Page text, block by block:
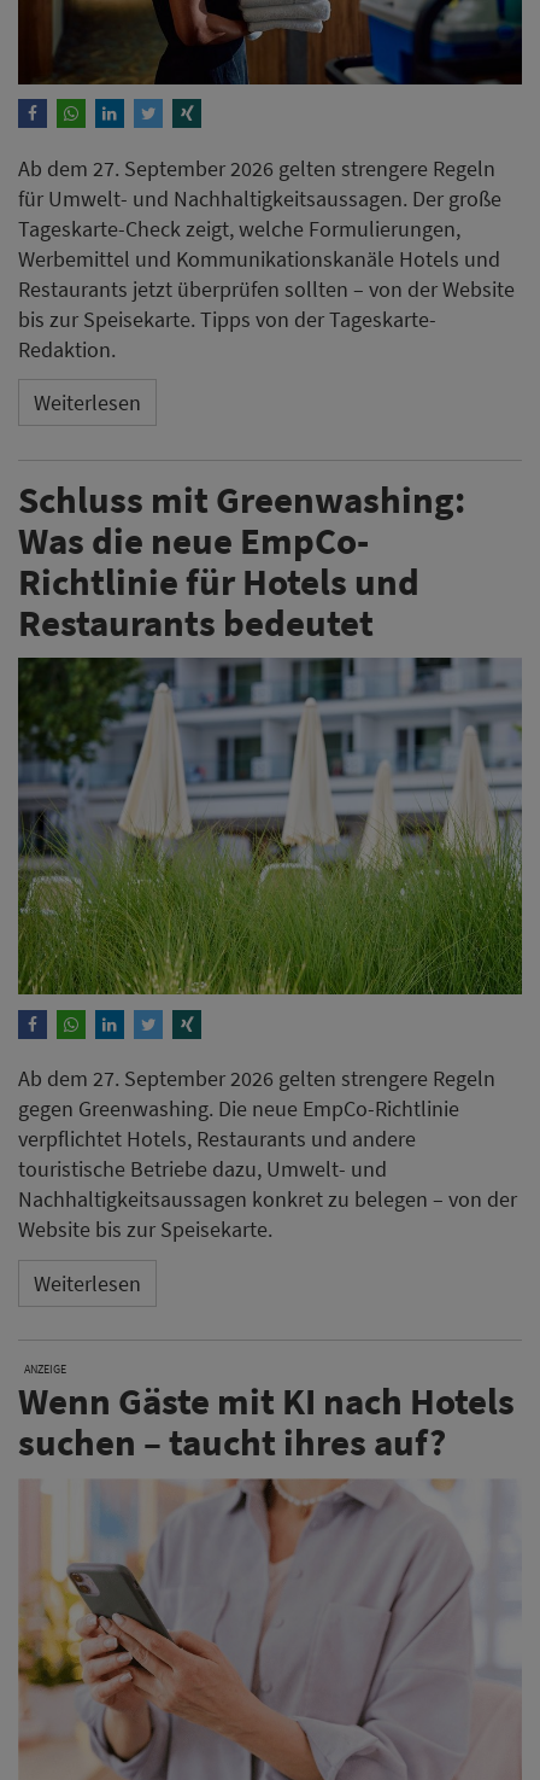
Ab dem 27. September 2026 gelten strengere Regeln
für Umwelt- und Nachhaltigkeitsaussagen. Der große
Tageskarte-Check zeigt, welche Formulierungen,
Werbemittel und Kommunikationskanäle Hotels und
Restaurants jetzt überprüfen sollten – von der Website
bis zur Speisekarte. Tipps von der Tageskarte-
Redaktion.
Weiterlesen
Schluss mit Greenwashing:
Was die neue EmpCo-
Richtlinie für Hotels und
Restaurants bedeutet
Ab dem 27. September 2026 gelten strengere Regeln
gegen Greenwashing. Die neue EmpCo-Richtlinie
verpflichtet Hotels, Restaurants und andere
touristische Betriebe dazu, Umwelt- und
Nachhaltigkeitsaussagen konkret zu belegen – von der
Website bis zur Speisekarte.
Weiterlesen
ANZEIGE
Wenn Gäste mit KI nach Hotels
suchen – taucht ihres auf?